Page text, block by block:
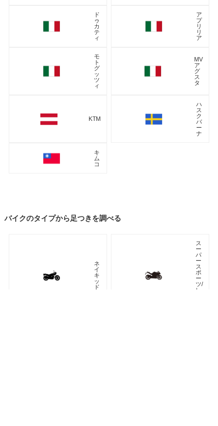
ド
ゥ
カ
テ
ィ
ア
プ
リ
リ
ア
モ
ト
グ
ッ
ツ
ィ
MV
ア
グ
ス
タ
KTM
ハ
ス
ク
バ
ー
ナ
キ
ム
コ
バイクのタイプから足つきを調べる
ネ
イ
キ
ッ
ド
ス
ー
パ
ー
ス
ポ
ー
ツ/
レ